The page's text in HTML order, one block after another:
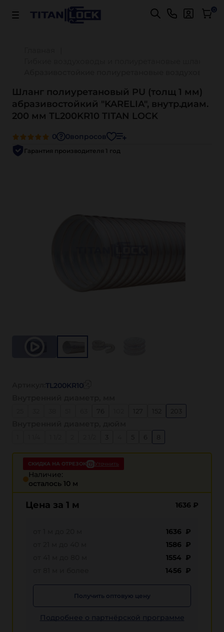
Важно! Для оплаты заказов Подробнее 0
Шланг полиуретановый PU (толщ 1 мм)
абразивостойкий "KARELIA", внутр.диам.
200 мм TL200KR10 TITAN LOCK
0 0вопросов
Гарантия производителя 1 год
СКИДКА НА ОТРЕЗОК Уточнить
Наличие:
осталось 10 м
Цена за 1 м 1636 ₽
1636 ₽
1586 ₽
1554 ₽
1456 ₽
Получить оптовую цену
Подробнее о партнёрской программе
TL200KR10
76 127 203
3 6 8